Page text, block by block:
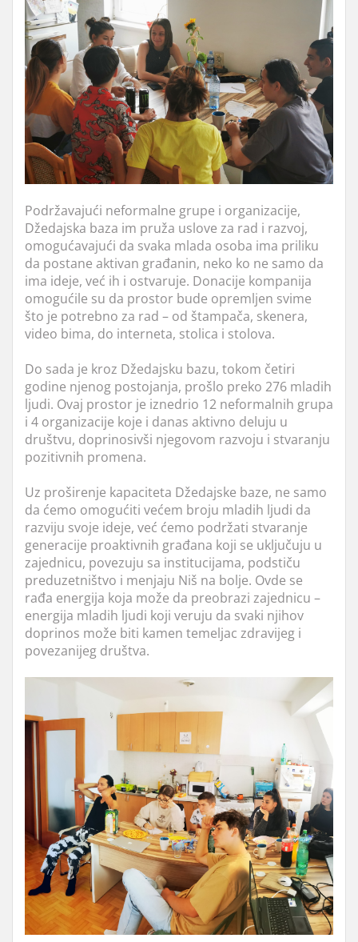
Podržavajući neformalne grupe i organizacije,
Džedajska baza im pruža uslove za rad i razvoj,
omogućavajući da svaka mlada osoba ima priliku
da postane aktivan građanin, neko ko ne samo da
ima ideje, već ih i ostvaruje. Donacije kompanija
omogućile su da prostor bude opremljen svime
što je potrebno za rad – od štampača, skenera,
video bima, do interneta, stolica i stolova.
Do sada je kroz Džedajsku bazu, tokom četiri
godine njenog postojanja, prošlo preko 276 mladih
ljudi. Ovaj prostor je iznedrio 12 neformalnih grupa
i 4 organizacije koje i danas aktivno deluju u
društvu, doprinosivši njegovom razvoju i stvaranju
pozitivnih promena.
Uz proširenje kapaciteta Džedajske baze, ne samo
da ćemo omogućiti većem broju mladih ljudi da
razviju svoje ideje, već ćemo podržati stvaranje
generacije proaktivnih građana koji se uključuju u
zajednicu, povezuju sa institucijama, podstiču
preduzetništvo i menjaju Niš na bolje. Ovde se
rađa energija koja može da preobrazi zajednicu –
energija mladih ljudi koji veruju da svaki njihov
doprinos može biti kamen temeljac zdravijeg i
povezanijeg društva.